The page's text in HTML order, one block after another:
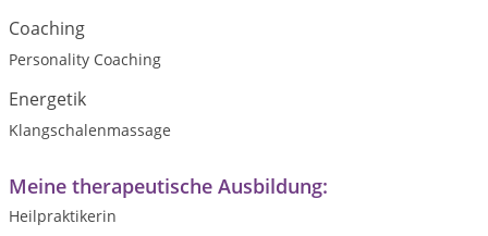
Coaching
Personality Coaching
Energetik
Klangschalenmassage
Meine therapeutische Ausbildung:
Heilpraktikerin